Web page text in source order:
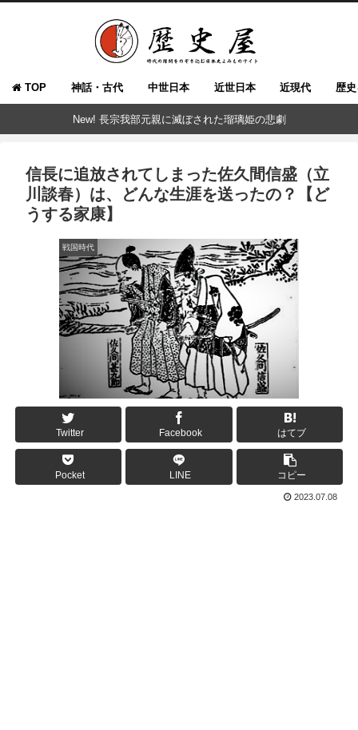
TOP 神話・古代 中世日本 近世日本 近現代 歴
New! 長宗我部元親に滅ぼされた瑠璃姫の悲劇
信長に追放されてしまった佐久間信盛（立
川談春）は、どんな生涯を送ったの？【ど
うする家康】
戦国時代
Twitter Facebook はてブ
Pocket LINE コピー
2023.07.08